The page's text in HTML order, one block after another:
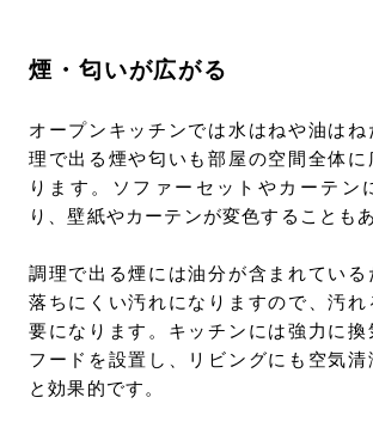
煙・匂いが広がる
オープンキッチンでは水はねや油は
理で出る煙や匂いも部屋の空間全体に
ります。ソファーセットやカーテン
り、壁紙やカーテンが変色することも
調理で出る煙には油分が含まれている
落ちにくい汚れになりますので、汚れ
要になります。キッチンには強力に換
フードを設置し、リビングにも空気清
と効果的です。